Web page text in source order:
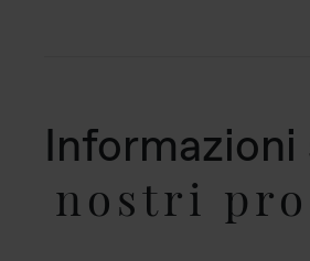
Informazioni
nostri